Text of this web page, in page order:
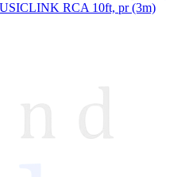
RCA 10ft, pr (3m)